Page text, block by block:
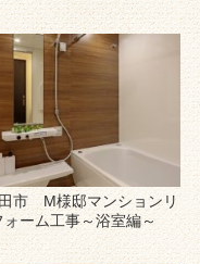
市 M様邸マンションリ
ォーム工事～浴室編～